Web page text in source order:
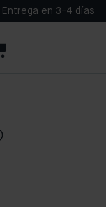
Entrega en 3-4 días